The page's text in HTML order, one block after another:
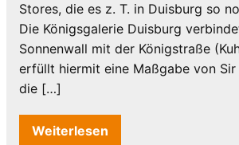
Stores, die es z. T. in Duisburg so
Die Königsgalerie Duisburg
Sonnenwall mit der Königstraße
erfüllt hiermit eine Maßgabe von
die […]
Weiterlesen